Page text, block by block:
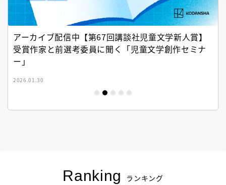
アーカイブ配信中【第67回講談社児童文学新人賞】
受賞作家と前選考委員に聞く「児童文学創作セミナ
ー」
2026.01.30
Ranking ランキング